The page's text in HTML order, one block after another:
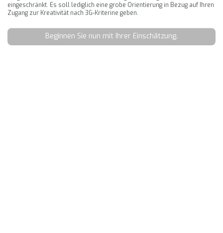
eingeschränkt. Es soll lediglich eine grobe Orientierung in Bezug auf Ihren
Zugang zur Kreativität nach 3G-Kriterine geben.
Beginnen Sie nun mit Ihrer Einschätzung.